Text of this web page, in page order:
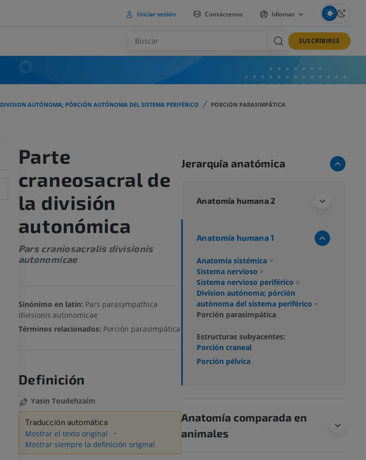
Iniciar sesión Contáctenos Idiomas
SUSCRIBIRSE
DIVISION AUTÓNOMA; PÓRCIÓN AUTÓNOMA DEL SISTEMA PERIFÉRICO PORCIÓN PARASIMPÁTICA
Parte
craneosacral de
la división
autonómica
Pars craniosacralis divisionis
autonomicae
Sinónimo en latín: Pars parasympathica
divisionis autonomicae
Términos relacionados: Porción parasimpática
Definición
Yasin Toudehzaim
Traducción automática
Mostrar el texto original
Mostrar siempre la definición original
Jerarquía anatómica
Anatomía humana 2
Anatomía humana 1
Anatomía sistémica >
Sistema nervioso >
Sistema nervioso periférico >
Division autónoma; pórción
autónoma del sistema periférico >
Porción parasimpática
Estructuras subyacentes:
Porción craneal
Porción pélvica
Anatomía comparada en
animales